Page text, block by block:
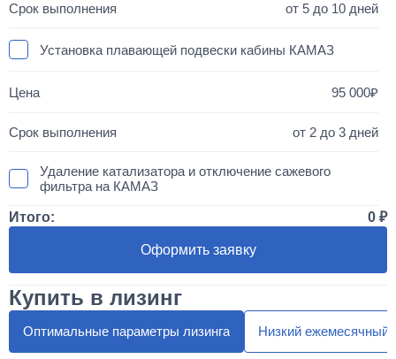
от 5 до 10 дней
Установка плавающей подвески кабины КАМАЗ
95 000
от 2 до 3 дней
Удаление катализатора и отключение сажевого
фильтра на КАМАЗ
50 000
Установка двухместного спальника с высокой крышей
Итого: 0
Оформить заявку
Купить в лизинг
Оптимальные параметры лизинга Низкий ежемесячный